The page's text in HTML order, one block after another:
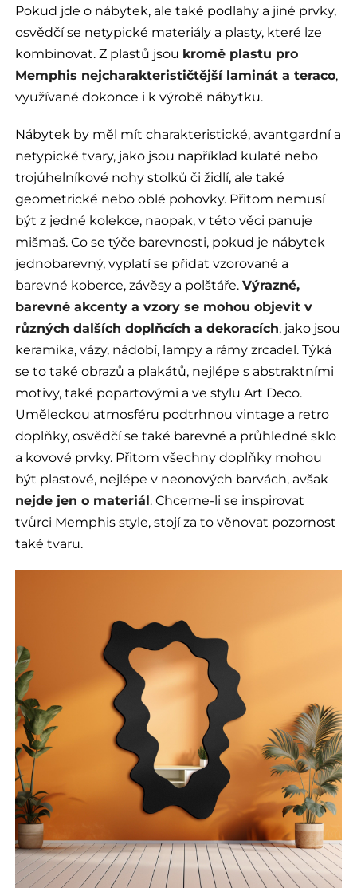
Pokud jde o nábytek, ale také podlahy a jiné prvky,
osvědčí se netypické materiály a plasty, které lze
kombinovat. Z plastů jsou kromě plastu pro
Memphis nejcharakterističtější laminát a teraco,
využívané dokonce i k výrobě nábytku.
Nábytek by měl mít charakteristické, avantgardní a
netypické tvary, jako jsou například kulaté nebo
trojúhelníkové nohy stolků či židlí, ale také
geometrické nebo oblé pohovky. Přitom nemusí
být z jedné kolekce, naopak, v této věci panuje
mišmaš. Co se týče barevnosti, pokud je nábytek
jednobarevný, vyplatí se přidat vzorované a
barevné koberce, závěsy a polštáře.Výrazné,
barevné akcenty a vzory se mohou objevit v
různých dalších doplňcích a dekoracích, jako jsou
keramika, vázy, nádobí, lampy a rámy zrcadel. Týká
se to také obrazů a plakátů, nejlépe s abstraktními
motivy, také popartovými a ve stylu Art Deco.
Uměleckou atmosféru podtrhnou vintage a retro
doplňky, osvědčí se také barevné a průhledné sklo
a kovové prvky. Přitom všechny doplňky mohou
být plastové, nejlépe v neonových barvách, avšak
nejde jen o materiál. Chceme-li se inspirovat
tvůrci Memphis style, stojí za to věnovat pozornost
také tvaru.